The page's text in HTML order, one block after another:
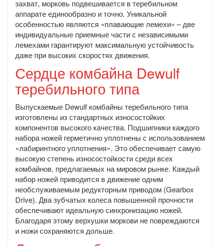
захват, морковь подвешивается в теребильном
аппарате единообразно и точно. Уникальной
особенностью являются «плавающие лемехи» – две
индивидуальные приемные части с независимыми
лемехами гарантируют максимальную устойчивость
даже при высоких скоростях движения.
Сердце комбайна Dewulf
теребильного типа
Выпускаемые Dewulf комбайны теребильного типа
изготовлены из стандартных износостойких
компонентов высокого качества. Подшипники каждого
набора ножей герметично уплотнены с использованием
«лабиринтного уплотнения». Это обеспечивает самую
высокую степень износостойкости среди всех
комбайнов, предлагаемых на мировом рынке. Каждый
набор ножей приводится в движение одним
необслуживаемым редукторным приводом (Gearbox
Drive). Два зубчатых колеса повышенной прочности
обеспечивают идеальную синхронизацию ножей.
Благодаря этому верхушки моркови не повреждаются
и ножи сохраняются дольше.